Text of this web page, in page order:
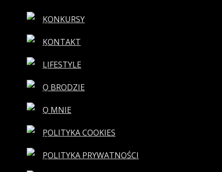
KONKURSY
KONTAKT
LIFESTYLE
O BRODZIE
O MNIE
POLITYKA COOKIES
POLITYKA PRYWATNOŚCI